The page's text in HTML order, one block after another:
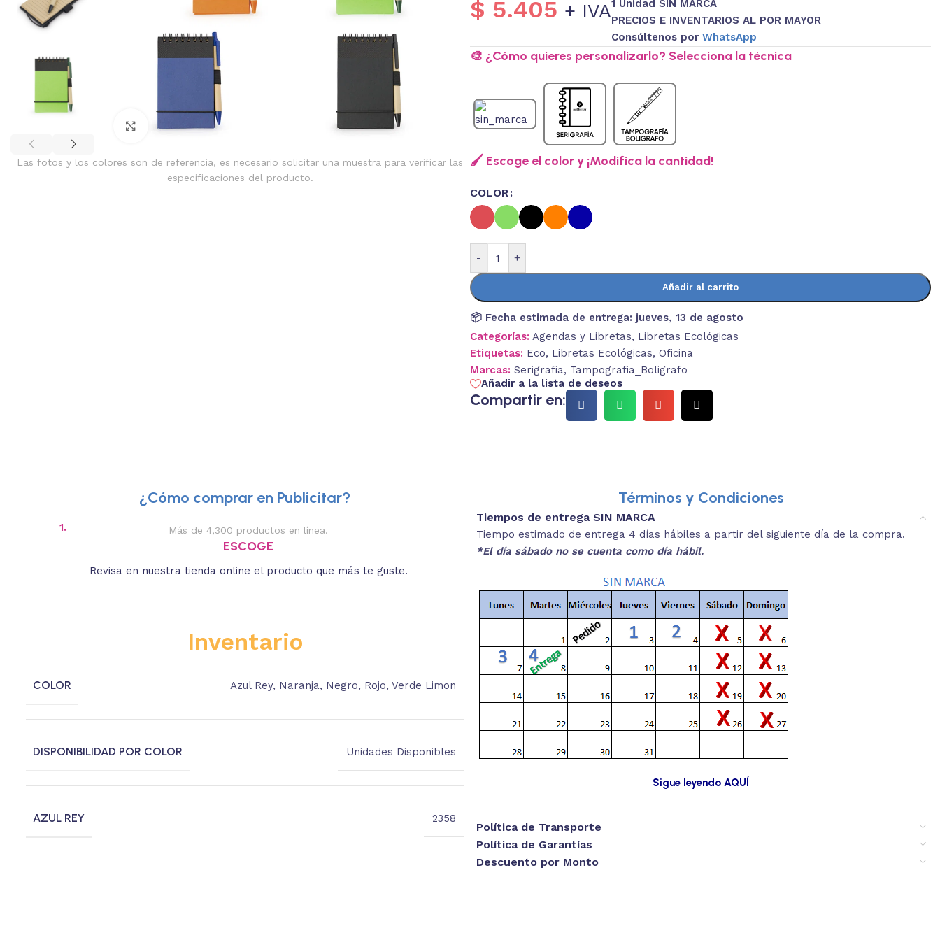
Clic para ampliar
Las fotos y los colores son de referencia, es necesario solicitar una muestra para verificar las
especificaciones del producto.
$ 5.405 + IVA1 Unidad SIN MARCA
PRECIOS E INVENTARIOS AL POR MAYOR
Consúltenos por WhatsApp
🎨 ¿Cómo quieres personalizarlo? Selecciona la técnica
🖌️ Escoge el color y ¡Modifica la cantidad!
COLOR
- +
Añadir al carrito
📦 Fecha estimada de entrega: jueves, 13 de agosto
Categorías: Agendas y Libretas, Libretas Ecológicas
Etiquetas: Eco, Libretas Ecológicas, Oficina
Marcas: Serigrafia, Tampografia_Boligrafo
Añadir a la lista de deseos
Compartir en:
¿Cómo comprar en Publicitar?
1. Más de 4,300 productos en línea.
ESCOGE
Revisa en nuestra tienda online el producto que más te guste.
Descripciones breves y medidas aproximadas.
REVISA
estás buscando.
3.
Inventario
COLOR Azul Rey, Naranja, Negro, Rojo, Verde Limon
DISPONIBILIDAD POR COLOR Unidades Disponibles
AZUL REY 2358
Términos y Condiciones
Tiempos de entrega SIN MARCA
Tiempo estimado de entrega 4 días hábiles a partir del siguiente día de la compra.
*El día sábado no se cuenta como día hábil.
Sigue leyendo AQUÍ
Política de Transporte
Política de Garantías
Descuento por Monto